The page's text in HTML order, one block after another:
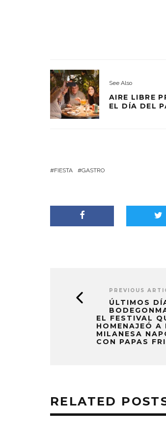
See Also
AIRE LIBRE
EL DÍA DEL
FIESTA GASTRO
PREVIOUS
ÚLTIMOS
EL FESTIVAL
HOMENAJEÓ A
MILANESA
CON PAPAS
RELATED